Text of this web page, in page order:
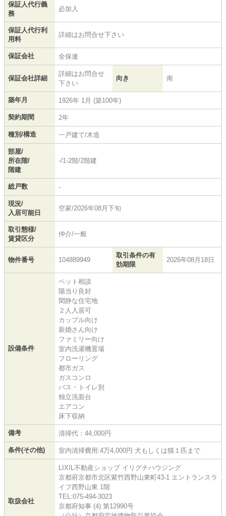
保証人代行義
務
必加入
保証人代行利
用料
詳細はお問合せ下さい
保証会社 全保連
保証会社詳細
詳細はお問合せ
下さい
向き 南
築年月 1926年 1月 (築100年)
契約期間 2年
種別/構造 一戸建て/木造
部屋/
所在階/
階建
-/1-2階/2階建
総戸数 -
現況/
入居可能日
空家/2026年08月下旬
取引態様/
賃貸区分
仲介/一般
物件番号 104889949
取引条件の有
効期限
2026年08月18日
設備条件
ペット相談
陽当り良好
閑静な住宅地
２人入居可
カップル向け
新婚さん向け
ファミリー向け
室内洗濯機置場
フローリング
都市ガス
ガスコンロ
バス・トイレ別
独立洗面台
エアコン
床下収納
備考 清掃代：44,000円
条件(その他) 室内清掃費用:4万4,000円 犬もしくは猫１匹まで
取扱会社
LIXIL不動産ショップ イリグチハウジング
京都府京都市北区紫竹西野山東町43-1 エントランスラ
イフ西野山東 1階
TEL:075-494-3023
京都府知事 (4) 第12990号